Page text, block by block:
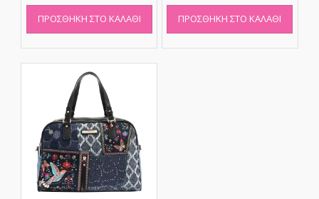
ΠΡΟΣΘΉΚΗ ΣΤΟ ΚΑΛΆΘΙ ΠΡΟΣΘΉΚΗ ΣΤΟ ΚΑΛΆΘΙ